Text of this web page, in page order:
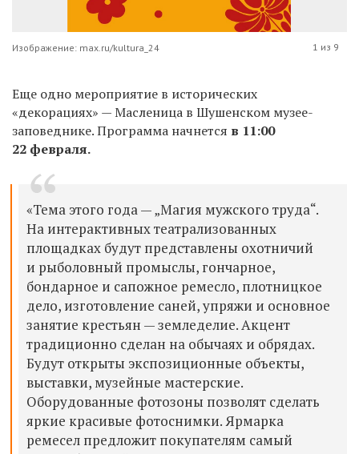
Изображение: max.ru/kultura_24 1 из 9
Еще одно мероприятие в исторических
«декорациях» — Масленица в Шушенском музее-
заповеднике. Программа начнется в 11:00
22 февраля.
«Тема этого года — „Магия мужского труда“.
На интерактивных театрализованных
площадках будут представлены охотничий
и рыболовный промыслы, гончарное,
бондарное и сапожное ремесло, плотницкое
дело, изготовление саней, упряжи и основное
занятие крестьян — земледелие. Акцент
традиционно сделан на обычаях и обрядах.
Будут открыты экспозиционные объекты,
выставки, музейные мастерские.
Оборудованные фотозоны позволят сделать
яркие красивые фотоснимки. Ярмарка
ремесел предложит покупателям самый